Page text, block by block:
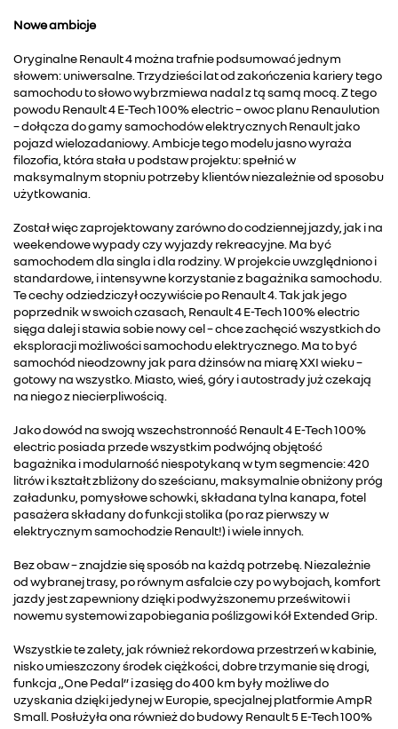
Nowe ambicje
Oryginalne Renault 4 można trafnie podsumować jednym
słowem: uniwersalne. Trzydzieści lat od zakończenia kariery tego
samochodu to słowo wybrzmiewa nadal z tą samą mocą. Z tego
powodu Renault 4 E-Tech 100% electric – owoc planu Renaulution
– dołącza do gamy samochodów elektrycznych Renault jako
pojazd wielozadaniowy. Ambicje tego modelu jasno wyraża
filozofia, która stała u podstaw projektu: spełnić w
maksymalnym stopniu potrzeby klientów niezależnie od sposobu
użytkowania.
Został więc zaprojektowany zarówno do codziennej jazdy, jak i na
weekendowe wypady czy wyjazdy rekreacyjne. Ma być
samochodem dla singla i dla rodziny. W projekcie uwzględniono i
standardowe, i intensywne korzystanie z bagażnika samochodu.
Te cechy odziedziczył oczywiście po Renault 4. Tak jak jego
poprzednik w swoich czasach, Renault 4 E-Tech 100% electric
sięga dalej i stawia sobie nowy cel – chce zachęcić wszystkich do
eksploracji możliwości samochodu elektrycznego. Ma to być
samochód nieodzowny jak para dżinsów na miarę XXI wieku –
gotowy na wszystko. Miasto, wieś, góry i autostrady już czekają
na niego z niecierpliwością.
Jako dowód na swoją wszechstronność Renault 4 E-Tech 100%
electric posiada przede wszystkim podwójną objętość
bagażnika i modularność niespotykaną w tym segmencie: 420
litrów i kształt zbliżony do sześcianu, maksymalnie obniżony próg
załadunku, pomysłowe schowki, składana tylna kanapa, fotel
pasażera składany do funkcji stolika (po raz pierwszy w
elektrycznym samochodzie Renault!) i wiele innych.
Bez obaw – znajdzie się sposób na każdą potrzebę. Niezależnie
od wybranej trasy, po równym asfalcie czy po wybojach, komfort
jazdy jest zapewniony dzięki podwyższonemu prześwitowi i
nowemu systemowi zapobiegania poślizgowi kół Extended Grip.
Wszystkie te zalety, jak również rekordowa przestrzeń w kabinie,
nisko umieszczony środek ciężkości, dobre trzymanie się drogi,
funkcja „One Pedal” i zasięg do 400 km były możliwe do
uzyskania dzięki jedynej w Europie, specjalnej platformie AmpR
Small. Posłużyła ona również do budowy Renault 5 E-Tech 100%